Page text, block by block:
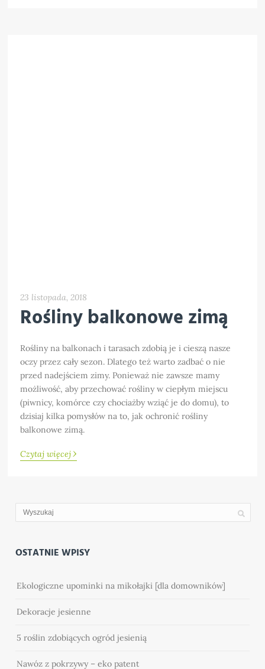
23 listopada, 2018
Rośliny balkonowe zimą
Rośliny na balkonach i tarasach zdobią je i cieszą nasze
oczy przez cały sezon. Dlatego też warto zadbać o nie
przed nadejściem zimy. Ponieważ nie zawsze mamy
możliwość, aby przechować rośliny w ciepłym miejscu
(piwnicy, komórce czy chociażby wziąć je do domu), to
dzisiaj kilka pomysłów na to, jak ochronić rośliny
balkonowe zimą.
Czytaj więcej›
OSTATNIE WPISY
Ekologiczne upominki na mikołajki [dla domowników]
Dekoracje jesienne
5 roślin zdobiących ogród jesienią
Nawóz z pokrzywy – eko patent